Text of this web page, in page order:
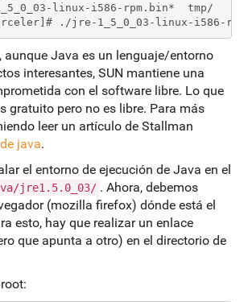
linux-i586-rpm.bin*  tmp/
./jre-1_5_0_03-linux-i586-
aunque Java es un lenguaje/entorno
interesantes, SUN mantiene una
con el software libre. Lo que
gratuito pero no es libre. Para más
leer un artículo de Stallman
java.
el entorno de ejecución de Java en el
jre1.5.0_03/ . Ahora, debemos
(mozilla firefox) dónde está el
esto, hay que realizar un enlace
que apunta a otro) en el directorio de